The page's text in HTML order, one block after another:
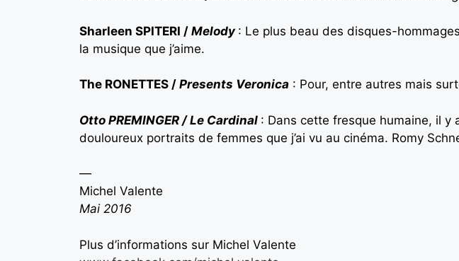
Sharleen SPITERI / Melody : Le plus beau des disques-
la musique que j’aime.
The RONETTES / Presents Veronica : Pour, entre autres mais
Otto PREMINGER / Le Cardinal : Dans cette fresque humaine, il y
douloureux portraits de femmes que j’ai vu au cinéma. Romy
—
Michel Valente
Mai 2016
Plus d’informations sur Michel Valente